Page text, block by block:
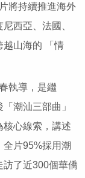
將持續推進海外
西亞、法國、
越山海的 「情
執導，是繼
潮汕三部曲」
核心線索，講述
片95%採用潮
訪了近300個華僑